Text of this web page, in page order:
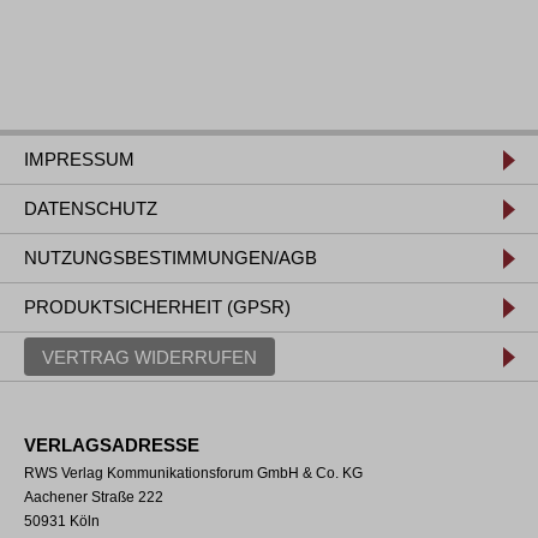
IMPRESSUM
DATENSCHUTZ
NUTZUNGSBESTIMMUNGEN/AGB
PRODUKTSICHERHEIT (GPSR)
VERTRAG WIDERRUFEN
VERLAGSADRESSE
RWS Verlag Kommunikationsforum GmbH & Co. KG
Aachener Straße 222
50931 Köln